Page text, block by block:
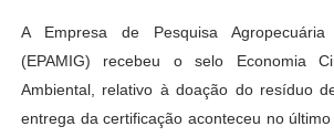
A Empresa de Pesquisa
(EPAMIG) recebeu o selo Economia
Ambiental, relativo à doação do resíduo
entrega da certificação aconteceu no